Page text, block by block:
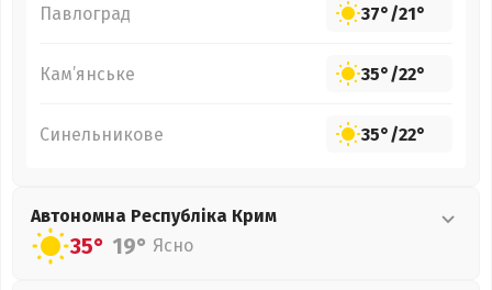
Павлоград 37°/21°
Кам’янське 35°/22°
Синельникове 35°/22°
Автономна Республіка Крим
35° 19° Ясно